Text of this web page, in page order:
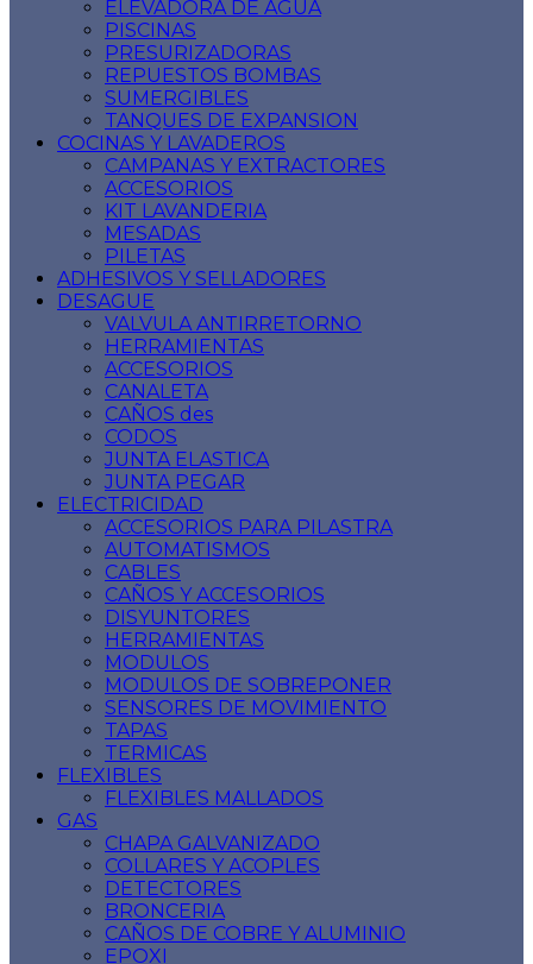
ELEVADORA DE AGUA
PISCINAS
PRESURIZADORAS
REPUESTOS BOMBAS
SUMERGIBLES
TANQUES DE EXPANSION
COCINAS Y LAVADEROS
CAMPANAS Y EXTRACTORES
ACCESORIOS
KIT LAVANDERIA
MESADAS
PILETAS
ADHESIVOS Y SELLADORES
DESAGUE
VALVULA ANTIRRETORNO
HERRAMIENTAS
ACCESORIOS
CANALETA
CAÑOS des
CODOS
JUNTA ELASTICA
JUNTA PEGAR
ELECTRICIDAD
ACCESORIOS PARA PILASTRA
AUTOMATISMOS
CABLES
CAÑOS Y ACCESORIOS
DISYUNTORES
HERRAMIENTAS
MODULOS
MODULOS DE SOBREPONER
SENSORES DE MOVIMIENTO
TAPAS
TERMICAS
FLEXIBLES
FLEXIBLES MALLADOS
GAS
CHAPA GALVANIZADO
COLLARES Y ACOPLES
DETECTORES
BRONCERIA
CAÑOS DE COBRE Y ALUMINIO
EPOXI